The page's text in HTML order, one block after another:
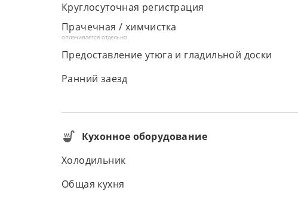
Круглосуточная регистрация
Прачечная / химчистка
оплачивается отдельно
Предоставление утюга и гладильной доски
Ранний заезд
Кухонное оборудование
Холодильник
Общая кухня